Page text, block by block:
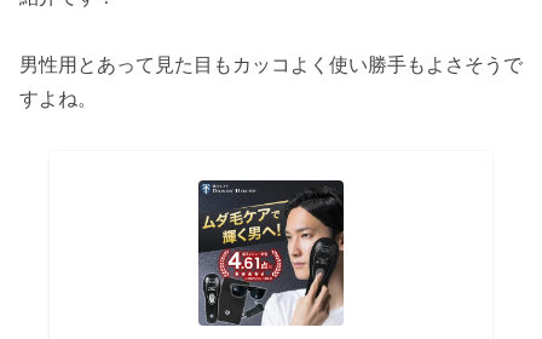
男性用とあって見た目もカッコよく使い勝手もよさそうで
すよね。